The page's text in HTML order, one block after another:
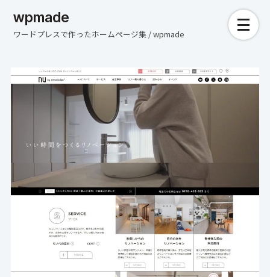
wpmade
ワードプレスで作ったホームページ集 / wpmade